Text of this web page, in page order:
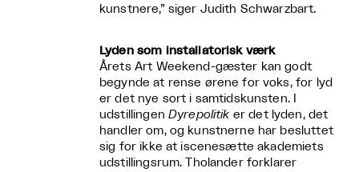
kunstnere,” siger Judith Schwarzbart.
Lyden som installatorisk værk
Årets Art Weekend-gæster kan godt
begynde at rense ørene for voks, for lyd
er det nye sort i samtidskunsten. I
udstillingen Dyrepolitik er det lyden, det
handler om, og kunstnerne har besluttet
sig for ikke at iscenesætte akademiets
udstillingsrum. Tholander forklarer